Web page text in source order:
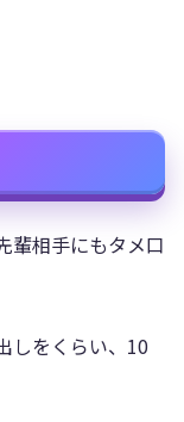
輩相手にもタメ口
しをくらい、10